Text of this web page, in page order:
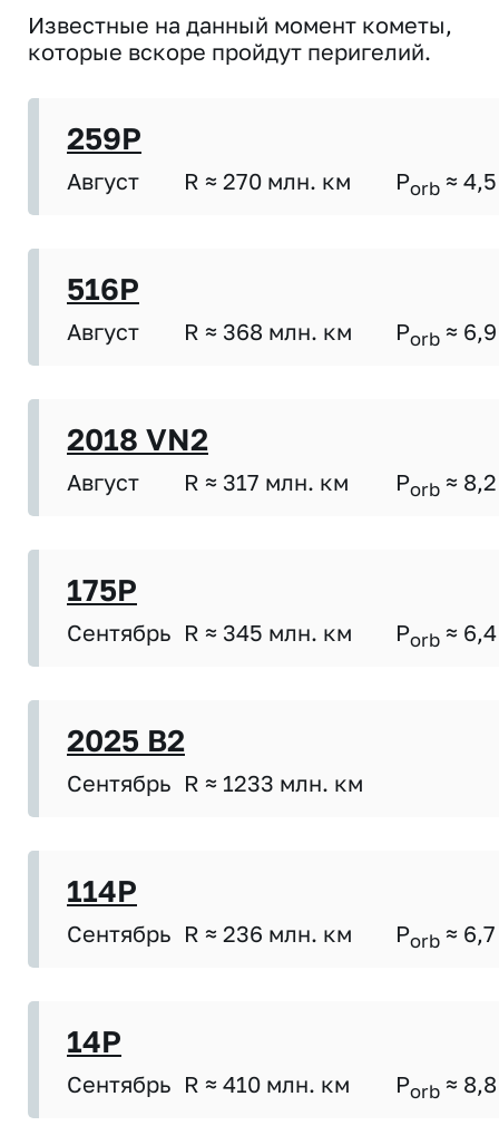
Известные на данный момент кометы,
которые вскоре пройдут перигелий.
259P
Август R ≈ 270 млн. км Porb ≈ 4,5
516P
Август R ≈ 368 млн. км Porb ≈ 6,9
2018 VN2
Август R ≈ 317 млн. км Porb ≈ 8,2
175P
Сентябрь R ≈ 345 млн. км Porb ≈ 6,4
2025 B2
Сентябрь R ≈ 1233 млн. км
114P
Сентябрь R ≈ 236 млн. км Porb ≈ 6,7
14P
Сентябрь R ≈ 410 млн. км Porb ≈ 8,8